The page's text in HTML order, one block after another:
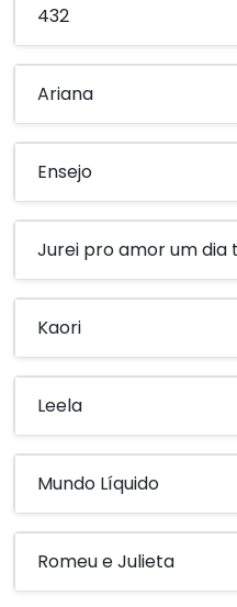
432
Ariana
Ensejo
Jurei pro amor um
Kaori
Leela
Mundo Líquido
Romeu e Julieta